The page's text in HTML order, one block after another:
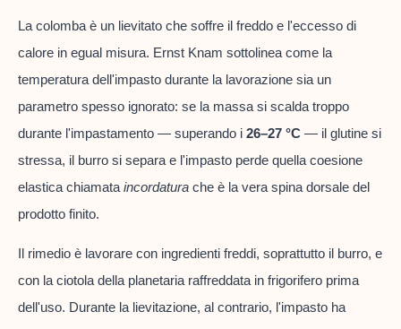
La colomba è un lievitato che soffre il freddo e l'eccesso di
calore in egual misura. Ernst Knam sottolinea come la
temperatura dell'impasto durante la lavorazione sia un
parametro spesso ignorato: se la massa si scalda troppo
durante l'impastamento — superando i 26–27 °C — il glutine si
stressa, il burro si separa e l'impasto perde quella coesione
elastica chiamata incordatura che è la vera spina dorsale del
prodotto finito.
Il rimedio è lavorare con ingredienti freddi, soprattutto il burro, e
con la ciotola della planetaria raffreddata in frigorifero prima
dell'uso. Durante la lievitazione, al contrario, l'impasto ha